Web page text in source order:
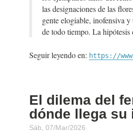
las designaciones de las
gente elogiable, inofensiva
de todo tiempo. La
Seguir leyendo en: https://
El dilema del
dónde llega
Sáb, 07/Mar/2026